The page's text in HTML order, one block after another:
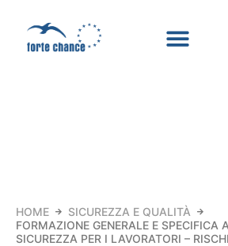
contenuto
HOME
SICUREZZA E QUALITÀ
FORMAZIONE GENERALE E SPECIFICA
SICUREZZA PER I LAVORATORI –